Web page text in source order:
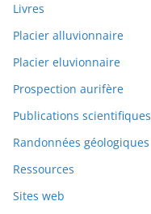
Livres
Placier alluvionnaire
Placier eluvionnaire
Prospection aurifère
Publications scientifiques
Randonnées géologiques
Ressources
Sites web